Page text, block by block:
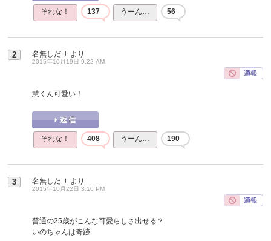
それな！ 137 うーん… 56
2 名無しだＪ より
2015年10月19日 9:22 AM
慧くん可愛い！
それな！ 408 うーん… 190
3 名無しだＪ より
2015年10月22日 3:16 PM
普通の25歳がこんな可愛らしさ出せる？
いのちゃんは奇跡